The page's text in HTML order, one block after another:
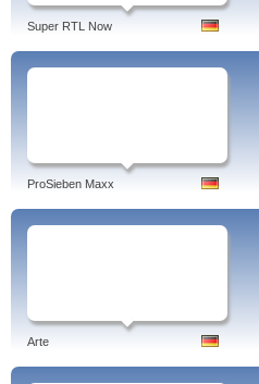
Super RTL Now
ProSieben Maxx
Arte